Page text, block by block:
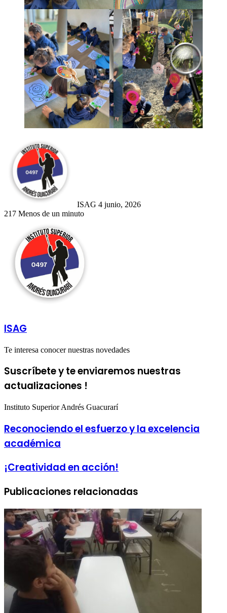
ISAG 4 junio, 2026
217 Menos de un minuto
ISAG
Te interesa conocer nuestras novedades
Suscríbete y te enviaremos nuestras
actualizaciones !
Instituto Superior Andrés Guacurarí
Reconociendo el esfuerzo y la excelencia
académica
¡Creatividad en acción!
Publicaciones relacionadas